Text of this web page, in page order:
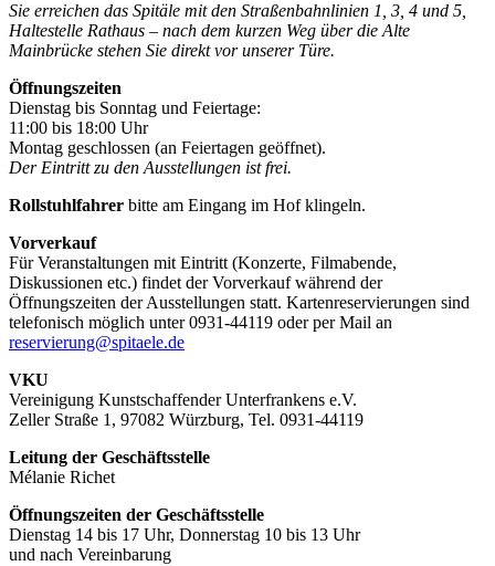
Sie erreichen das Spitäle mit den Straßenbahnlinien 1, 3, 4 und 5,
Haltestelle Rathaus – nach dem kurzen Weg über die Alte
Mainbrücke stehen Sie direkt vor unserer Türe.
Öffnungszeiten
Dienstag bis Sonntag und Feiertage:
11:00 bis 18:00 Uhr
Montag geschlossen (an Feiertagen geöffnet).
Der Eintritt zu den Ausstellungen ist frei.
Rollstuhlfahrer bitte am Eingang im Hof klingeln.
Vorverkauf
Für Veranstaltungen mit Eintritt (Konzerte, Filmabende,
Diskussionen etc.) findet der Vorverkauf während der
Öffnungszeiten der Ausstellungen statt. Kartenreservierungen sind
telefonisch möglich unter 0931-44119 oder per Mail an
reservierung@spitaele.de
VKU
Vereinigung Kunstschaffender Unterfrankens e.V.
Zeller Straße 1, 97082 Würzburg, Tel. 0931-44119
Leitung der Geschäftsstelle
Mélanie Richet
Öffnungszeiten der Geschäftsstelle
Dienstag 14 bis 17 Uhr, Donnerstag 10 bis 13 Uhr
und nach Vereinbarung